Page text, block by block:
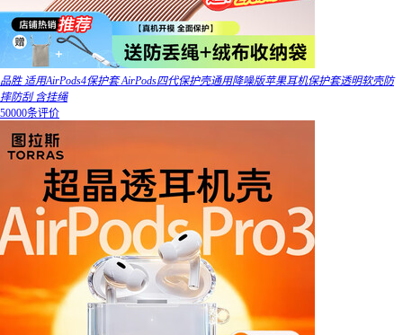
品胜 适用AirPods4保护套 AirPods四代保护壳通用降噪版苹果耳机保护套透明软壳防
摔防刮 含挂绳
50000条评价